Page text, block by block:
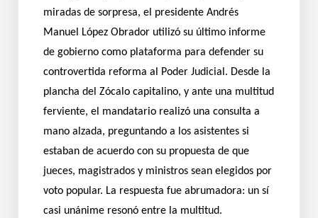
miradas de sorpresa, el presidente Andrés
Manuel López Obrador utilizó su último informe
de gobierno como plataforma para defender su
controvertida reforma al Poder Judicial. Desde la
plancha del Zócalo capitalino, y ante una multitud
ferviente, el mandatario realizó una consulta a
mano alzada, preguntando a los asistentes si
estaban de acuerdo con su propuesta de que
jueces, magistrados y ministros sean elegidos por
voto popular. La respuesta fue abrumadora: un sí
casi unánime resonó entre la multitud.